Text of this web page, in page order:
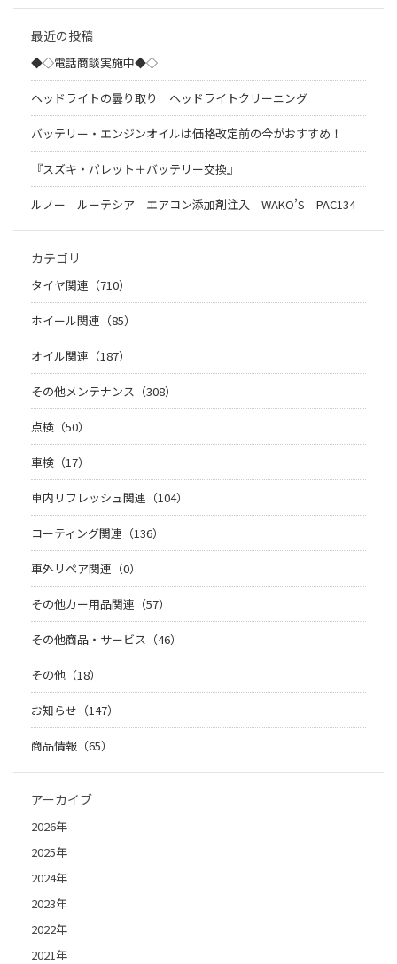
最近の投稿
◆◇電話商談実施中◆◇
ヘッドライトの曇り取り ヘッドライトクリーニング
バッテリー・エンジンオイルは価格改定前の今がおすすめ！
『スズキ・パレット＋バッテリー交換』
ルノー ルーテシア エアコン添加剤注入 WAKO’S PAC134
カテゴリ
タイヤ関連（710）
ホイール関連（85）
オイル関連（187）
その他メンテナンス（308）
点検（50）
車検（17）
車内リフレッシュ関連（104）
コーティング関連（136）
車外リペア関連（0）
その他カー用品関連（57）
その他商品・サービス（46）
その他（18）
お知らせ（147）
商品情報（65）
アーカイブ
2026年
2025年
2024年
2023年
2022年
2021年